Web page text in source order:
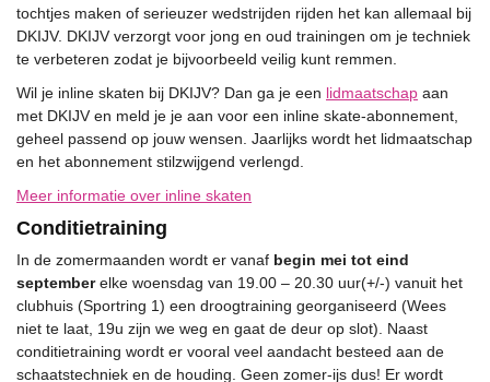
tochtjes maken of serieuzer wedstrijden rijden het kan allemaal bij
DKIJV. DKIJV verzorgt voor jong en oud trainingen om je techniek
te verbeteren zodat je bijvoorbeeld veilig kunt remmen.
Wil je inline skaten bij DKIJV? Dan ga je een lidmaatschap aan
met DKIJV en meld je je aan voor een inline skate-abonnement,
geheel passend op jouw wensen. Jaarlijks wordt het lidmaatschap
en het abonnement stilzwijgend verlengd.
Meer informatie over inline skaten
Conditietraining
In de zomermaanden wordt er vanaf begin mei tot eind
septemberelke woensdag van 19.00 – 20.30 uur(+/-) vanuit het
clubhuis (Sportring 1) een droogtraining georganiseerd (Wees
niet te laat, 19u zijn we weg en gaat de deur op slot). Naast
conditietraining wordt er vooral veel aandacht besteed aan de
schaatstechniek en de houding. Geen zomer-ijs dus! Er wordt